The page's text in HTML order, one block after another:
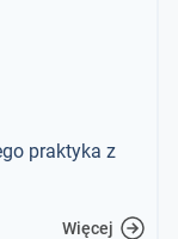
praktyka z
Więcej